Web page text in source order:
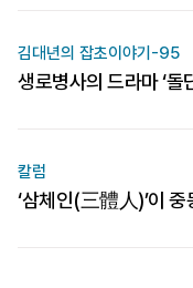
김대년의 잡초이야기-95
생로병사의 드라마 ‘돌
칼럼
‘삼체인(三體人)’이 중